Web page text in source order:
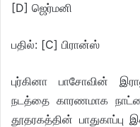
[D] ஜெர்மனி
பதில்: [C] பிரான்ஸ்
புர்கினா பாசோவின்
நடத்தை காரணமாக நாட்டை
தூதரகத்தின் பாதுகாப்பு